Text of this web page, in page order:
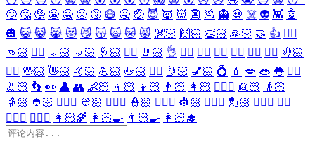
🙄 🤔 🤥 😬 🤐 🤢 🤧 😷 🤒 🤕 😈 👿 👹 👺 💩 👻 💀 ☠️ 👽 👾 🤖
🎃 😺 😸 😹 😻 😼 😽 🙀 😿 😾 👐🏻 🙌🏻 👏🏻 🙏🏻 🤝 👍 👎🏻
👊🏻 ✊🏻 🤛🏻 🤜🏻 🤞🏻 ✌🏻 🤘🏻 👌 👈🏻 👉🏻 👆🏻 👇🏻 ☝🏻 ✋🏻 🤚🏻
🖐🏻 🖖🏻 👋🏻 🤙🏻 💪🏻 🖕🏻 ✍🏻 🤳🏻 💅🏻 💍 💄 💋 👄 👅 👂🏻
👃🏻 👣 👀 👤 👥 👶🏻 👦🏻 👧🏻 👨🏻 👩🏻 👱🏻‍♀️ 👱🏻
👴🏻
👵🏻 👲🏻 👳🏻‍♀️ 👳🏻 👮🏻‍♀️ 👮🏻 👷🏻‍♀️ 👷🏻 💂🏻‍♀️ 💂🏻 🕵🏻‍♀️ 🕵🏻
👩🏻‍⚕️ 👨🏻‍⚕️ 👩🏻‍🌾 👩🏻‍🍳 👨🏻‍🍳 👩🏻‍🎓